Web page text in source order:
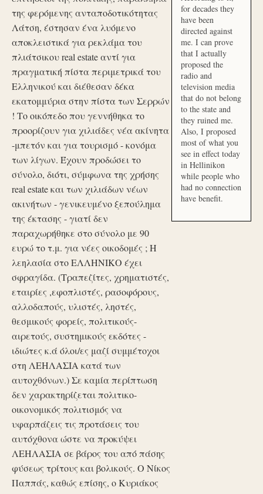
της φερόμενης ανταποδοτικότητας
Λάτση, έστησαν ένα λυόμενο
αποκλειστικά για ρεκλάμα του
πλιάτσικου real estate αντί για
πραγματική πίστα περιμετρικά του
Ελληνικού και διέθεσαν δέκα
εκατομμύρια στην πίστα των Σερρών
! Το οικόπεδο που γεννήθηκα το
προορίζουν για χιλιάδες νέα ακίνητα
-μπετόν και για τουρισμό - κονόμα
των λίγων. Έχουν προδώσει το
σύνολο, διότι, σύμφωνα της χρήσης
real estate και των χιλιάδων νέων
ακινήτων - γενικευμένο ξεπούλημα
της έκτασης - γιατί δεν
παραχωρήθηκε στο σύνολο με 90
ευρώ το τ.μ. για νέες οικοδομές ; Η
λεηλασία στο ΕΛΛΗΝΙΚΟ έχει
σφραγίδα. (Τραπεζίτες, χρηματιστές,
εταιρίες ,εφοπλιστές, ρασοφόρους,
αλλοδαπούς, υλιστές, ληστές,
θεσμικούς φορείς, πολιτικούς-
αιρετούς, συστημικούς εκδότες -
ιδιώτες κ.ά όλοι/ες μαζί συμμέτοχοι
στη ΛΕΗΛΑΣΙΑ κατά των
αυτοχθόνων.) Σε καμία περίπτωση
δεν χαρακτηρίζεται πολιτικο-
οικονομικός πολιτισμός να
υφαρπάζεις τις προτάσεις του
αυτόχθονα ώστε να προκύψει
ΛΕΗΛΑΣΙΑ σε βάρος του από πάσης
φύσεως τρίτους και βολικούς. Ο Νίκος
Παππάς, καθώς επίσης, ο Κυριάκος
for decades they
have been
directed against
me. I can prove
that I actually
proposed the
radio and
television media
that do not belong
to the state and
they ruined me.
Also, I proposed
most of what you
see in effect today
in Hellinikon
while people who
had no connection
have benefit.